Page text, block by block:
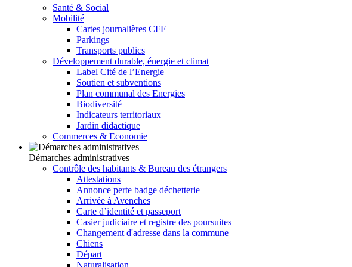
Santé & Social
Mobilité
Cartes journalières CFF
Parkings
Transports publics
Développement durable, énergie et climat
Label Cité de l’Energie
Soutien et subventions
Plan communal des Energies
Biodiversité
Indicateurs territoriaux
Jardin didactique
Commerces & Economie
Démarches administratives
Contrôle des habitants & Bureau des étrangers
Attestations
Annonce perte badge déchetterie
Arrivée à Avenches
Carte d’identité et passeport
Casier judiciaire et registre des poursuites
Changement d'adresse dans la commune
Chiens
Départ
Naturalisation